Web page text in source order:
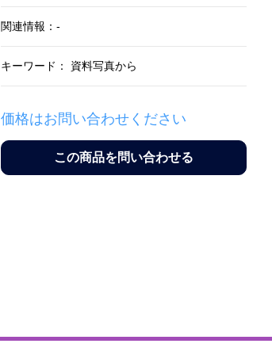
関連情報：-
キーワード： 資料写真から
価格はお問い合わせください
この商品を問い合わせる